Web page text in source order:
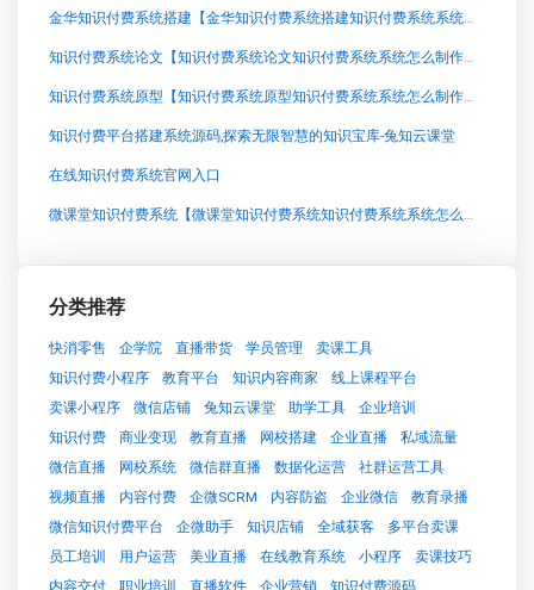
金华知识付费系统搭建【金华知识付费系统搭建知识付费系统系统怎么制作，知识付费系统搭建使用教程】
知识付费系统论文【知识付费系统论文知识付费系统系统怎么制作，知识付费系统搭建使用教程】
知识付费系统原型【知识付费系统原型知识付费系统系统怎么制作，知识付费系统搭建使用教程】
知识付费平台搭建系统源码,探索无限智慧的知识宝库-兔知云课堂
在线知识付费系统官网入口
微课堂知识付费系统【微课堂知识付费系统知识付费系统系统怎么制作，知识付费系统搭建使用教程】
分类推荐
快消零售 企学院 直播带货 学员管理
卖课工具
知识付费小程序
教育平台 知识内容商家
线上课程平台
卖课小程序
微信店铺 兔知云课堂 助学工具
企业培训
知识付费
商业变现 教育直播 网校搭建 企业直播
私域流量
微信直播
网校系统 微信群直播 数据化运营
社群运营工具
视频直播
内容付费 企微SCRM 内容防盗 企业微信
教育录播
微信知识付费平台
企微助手 知识店铺 全域获客
多平台卖课
员工培训
用户运营 美业直播 在线教育系统 小程序
卖课技巧
内容交付
职业培训 直播软件 企业营销
知识付费源码